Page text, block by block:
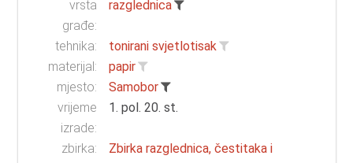
vrsta
građe:
razglednica
tehnika:
tonirani svjetlotisak
materijal:
papir
mjesto:
Samobor
vrijeme
izrade:
1. pol. 20. st.
zbirka:
Zbirka razglednica, čestitaka i